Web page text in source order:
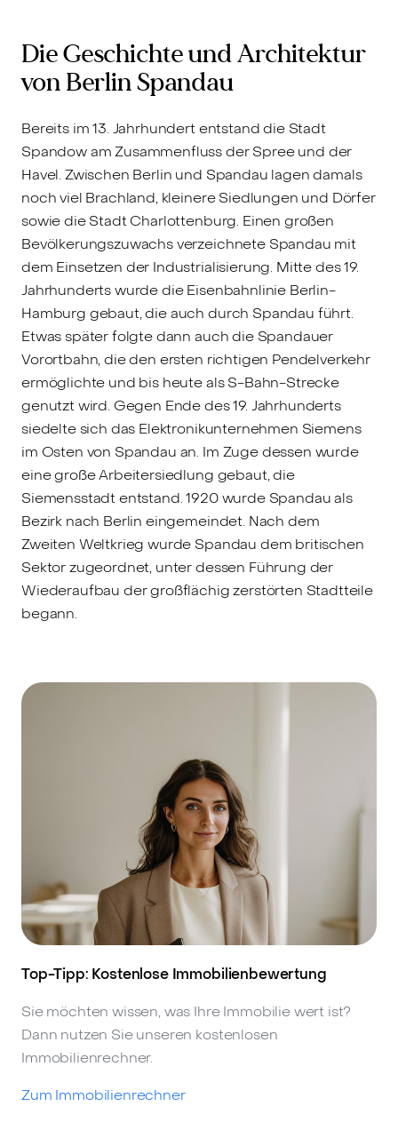
Die Geschichte und Architektur
von Berlin Spandau
Bereits im 13. Jahrhundert entstand die Stadt
Spandow am Zusammenfluss der Spree und der
Havel. Zwischen Berlin und Spandau lagen damals
noch viel Brachland, kleinere Siedlungen und Dörfer
sowie die Stadt Charlottenburg. Einen großen
Bevölkerungszuwachs verzeichnete Spandau mit
dem Einsetzen der Industrialisierung. Mitte des 19.
Jahrhunderts wurde die Eisenbahnlinie Berlin-
Hamburg gebaut, die auch durch Spandau führt.
Etwas später folgte dann auch die Spandauer
Vorortbahn, die den ersten richtigen Pendelverkehr
ermöglichte und bis heute als S-Bahn-Strecke
genutzt wird. Gegen Ende des 19. Jahrhunderts
siedelte sich das Elektronikunternehmen Siemens
im Osten von Spandau an. Im Zuge dessen wurde
eine große Arbeitersiedlung gebaut, die
Siemensstadt entstand. 1920 wurde Spandau als
Bezirk nach Berlin eingemeindet. Nach dem
Zweiten Weltkrieg wurde Spandau dem britischen
Sektor zugeordnet, unter dessen Führung der
Wiederaufbau der großflächig zerstörten Stadtteile
begann.
Top-Tipp: Kostenlose Immobilienbewertung
Sie möchten wissen, was Ihre Immobilie wert ist?
Dann nutzen Sie unseren kostenlosen
Immobilienrechner.
Zum Immobilienrechner